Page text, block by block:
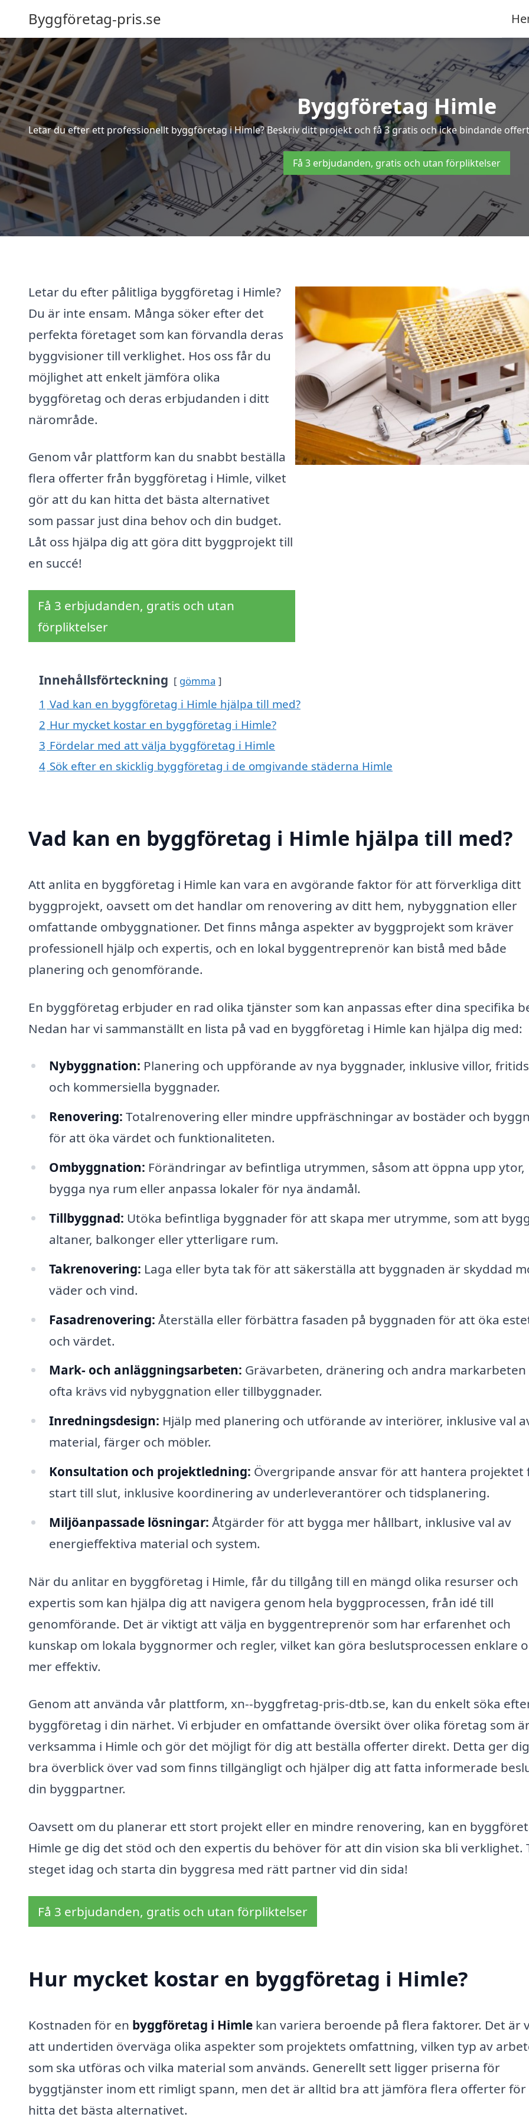
Byggföretag-pris.se
Byggföretag Himle
Letar du efter ett professionellt byggföretag i Himle? Beskriv ditt projekt och få 3 gratis och icke bindande
Få 3 erbjudanden, gratis och utan förpliktelser
Letar du efter pålitliga byggföretag i Himle?
Du är inte ensam. Många söker efter det
perfekta företaget som kan förvandla deras
byggvisioner till verklighet. Hos oss får du
möjlighet att enkelt jämföra olika
byggföretag och deras erbjudanden i ditt
närområde.
Genom vår plattform kan du snabbt beställa
flera offerter från byggföretag i Himle, vilket
gör att du kan hitta det bästa alternativet
som passar just dina behov och din budget.
Låt oss hjälpa dig att göra ditt byggprojekt till
en succé!
Få 3 erbjudanden, gratis och utan
förpliktelser
Innehållsförteckning gömma
1 Vad kan en byggföretag i Himle hjälpa till med?
2 Hur mycket kostar en byggföretag i Himle?
3 Fördelar med att välja byggföretag i Himle
4 Sök efter en skicklig byggföretag i de omgivande städerna Himle
Vad kan en byggföretag i Himle hjälpa till med?
Att anlita en byggföretag i Himle kan vara en avgörande faktor för att förverkliga ditt
byggprojekt, oavsett om det handlar om renovering av ditt hem, nybyggnation eller
omfattande ombyggnationer. Det finns många aspekter av byggprojekt som kräver
professionell hjälp och expertis, och en lokal byggentreprenör kan bistå med både
planering och genomförande.
En byggföretag erbjuder en rad olika tjänster som kan anpassas efter dina specifika
Nedan har vi sammanställt en lista på vad en byggföretag i Himle kan hjälpa dig med:
Nybyggnation: Planering och uppförande av nya byggnader, inklusive villor,
och kommersiella byggnader.
Renovering: Totalrenovering eller mindre uppfräschningar av bostäder och
för att öka värdet och funktionaliteten.
Ombyggnation: Förändringar av befintliga utrymmen, såsom att öppna upp ytor,
bygga nya rum eller anpassa lokaler för nya ändamål.
Tillbyggnad: Utöka befintliga byggnader för att skapa mer utrymme, som att
altaner, balkonger eller ytterligare rum.
Takrenovering: Laga eller byta tak för att säkerställa att byggnaden är skyddad
väder och vind.
Fasadrenovering: Återställa eller förbättra fasaden på byggnaden för att öka
och värdet.
Mark- och anläggningsarbeten: Grävarbeten, dränering och andra markarbeten
ofta krävs vid nybyggnation eller tillbyggnader.
Inredningsdesign: Hjälp med planering och utförande av interiörer, inklusive val
material, färger och möbler.
Konsultation och projektledning: Övergripande ansvar för att hantera projektet
start till slut, inklusive koordinering av underleverantörer och tidsplanering.
Miljöanpassade lösningar: Åtgärder för att bygga mer hållbart, inklusive val av
energieffektiva material och system.
När du anlitar en byggföretag i Himle, får du tillgång till en mängd olika resurser och
expertis som kan hjälpa dig att navigera genom hela byggprocessen, från idé till
genomförande. Det är viktigt att välja en byggentreprenör som har erfarenhet och
kunskap om lokala byggnormer och regler, vilket kan göra beslutsprocessen enklare
mer effektiv.
Genom att använda vår plattform, xn--byggfretag-pris-dtb.se, kan du enkelt söka
byggföretag i din närhet. Vi erbjuder en omfattande översikt över olika företag som
verksamma i Himle och gör det möjligt för dig att beställa offerter direkt. Detta ger
bra överblick över vad som finns tillgängligt och hjälper dig att fatta informerade
din byggpartner.
Oavsett om du planerar ett stort projekt eller en mindre renovering, kan en
Himle ge dig det stöd och den expertis du behöver för att din vision ska bli verklighet.
steget idag och starta din byggresa med rätt partner vid din sida!
Få 3 erbjudanden, gratis och utan förpliktelser
Hur mycket kostar en byggföretag i Himle?
Kostnaden för en byggföretag i Himle kan variera beroende på flera faktorer. Det är
att undertiden överväga olika aspekter som projektets omfattning, vilken typ av
som ska utföras och vilka material som används. Generellt sett ligger priserna för
byggtjänster inom ett rimligt spann, men det är alltid bra att jämföra flera offerter
hitta det bästa alternativet.